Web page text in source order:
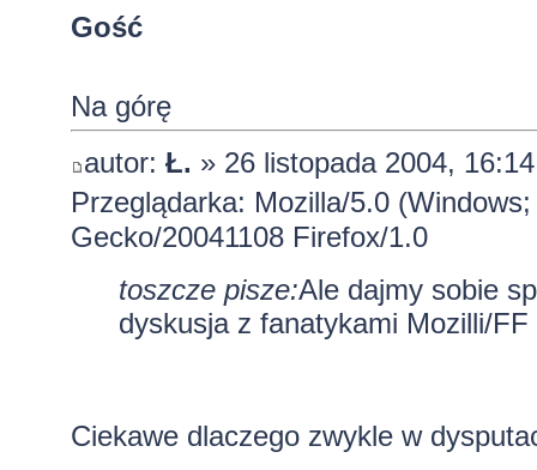
Gość
Na górę
autor: Ł. » 26 listopada 2004, 16:14
Przeglądarka: Mozilla/5.0
Gecko/20041108 Firefox/1.0
toszcze pisze:Ale dajmy sobie
dyskusja z fanatykami Mozilli/
Ciekawe dlaczego zwykle w